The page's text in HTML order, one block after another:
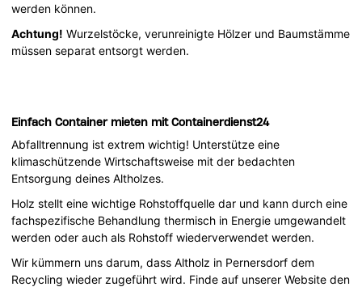
werden können.
Achtung! Wurzelstöcke, verunreinigte Hölzer und Baumstämme
müssen separat entsorgt werden.
Einfach Container mieten mit Containerdienst24
Abfalltrennung ist extrem wichtig! Unterstütze eine
klimaschützende Wirtschaftsweise mit der bedachten
Entsorgung deines Altholzes.
Holz stellt eine wichtige Rohstoffquelle dar und kann durch eine
fachspezifische Behandlung thermisch in Energie umgewandelt
werden oder auch als Rohstoff wiederverwendet werden.
Wir kümmern uns darum, dass Altholz in Pernersdorf dem
Recycling wieder zugeführt wird. Finde auf unserer Website den